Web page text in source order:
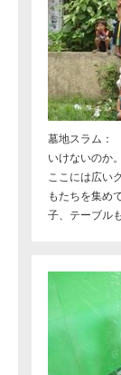
墓地スラム：
いけないのか
ここには広い
もたちを集め
子、テーブル